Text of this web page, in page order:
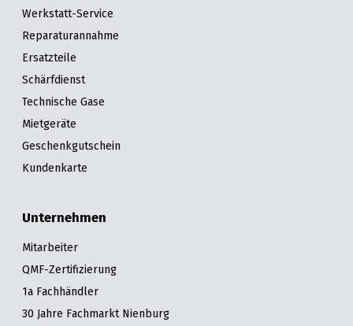
Werkstatt-Service
Reparaturannahme
Ersatzteile
Schärfdienst
Technische Gase
Mietgeräte
Geschenkgutschein
Kundenkarte
Unternehmen
Mitarbeiter
QMF-Zertifizierung
1a Fachhändler
30 Jahre Fachmarkt Nienburg